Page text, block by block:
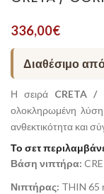
336,00€
Διαθέσιμο
Η σειρά CRETA /
ολοκληρωμένη λύση
ανθεκτικότητα και
Το σετ
Βάση νιπτήρα:
Νιπτήρας: THIN 65